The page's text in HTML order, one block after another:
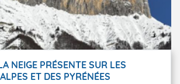
NEIGE PRÉSENTE SUR LES
ET DES PYRÉNÉES